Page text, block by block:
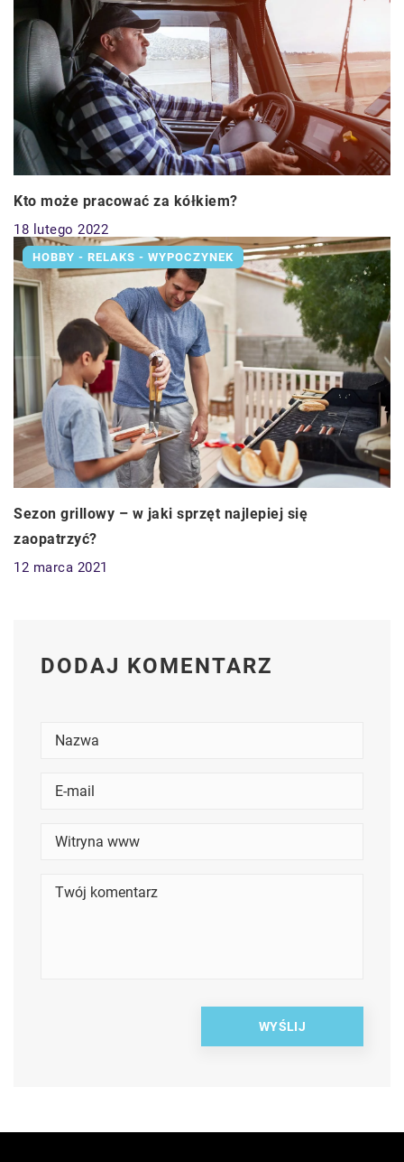
Kto może pracować za kółkiem?
18 lutego 2022
HOBBY - RELAKS - WYPOCZYNEK
Sezon grillowy – w jaki sprzęt najlepiej się
zaopatrzyć?
12 marca 2021
DODAJ KOMENTARZ